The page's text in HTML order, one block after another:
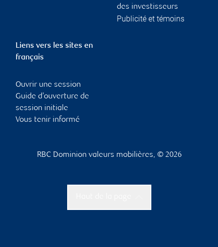
des investisseurs
Publicité et témoins
Liens vers les sites en
français
Ouvrir une session
Guide d’ouverture de
session initiale
Vous tenir informé
RBC Dominion valeurs mobilières, © 2026